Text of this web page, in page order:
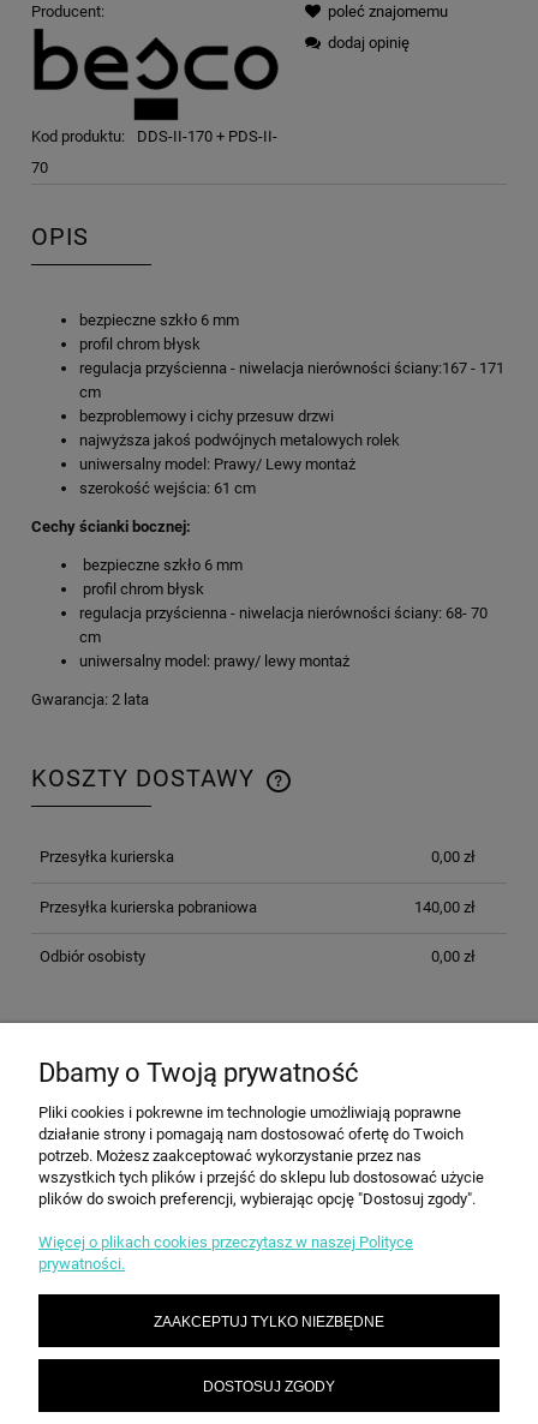
Producent:
Kod produktu:
DDS-II-170 + PDS-II-
70
poleć znajomemu
dodaj opinię
OPIS
bezpieczne szkło 6 mm
profil chrom błysk
regulacja przyścienna - niwelacja nierówności ściany:167 - 171
cm
bezproblemowy i cichy przesuw drzwi
najwyższa jakoś podwójnych metalowych rolek
uniwersalny model: Prawy/ Lewy montaż
szerokość wejścia: 61 cm
Cechy ścianki bocznej:
bezpieczne szkło 6 mm
profil chrom błysk
regulacja przyścienna - niwelacja nierówności ściany: 68- 70
cm
uniwersalny model: prawy/ lewy montaż
Gwarancja: 2 lata
KOSZTY DOSTAWY
CENA NIE ZAWIERA EWENTUALNYCH KOSZTÓW
Przesyłka kurierska 0,00 zł
Przesyłka kurierska pobraniowa 140,00 zł
Odbiór osobisty 0,00 zł
INFORMACJE
ZAKUPY
STREFA KLIENTA
Dbamy o Twoją prywatność
Pliki cookies i pokrewne im technologie umożliwiają poprawne
działanie strony i pomagają nam dostosować ofertę do Twoich
potrzeb. Możesz zaakceptować wykorzystanie przez nas
wszystkich tych plików i przejść do sklepu lub dostosować użycie
plików do swoich preferencji, wybierając opcję "Dostosuj zgody".
Więcej o plikach cookies przeczytasz w naszej Polityce
prywatności.
ZAAKCEPTUJ TYLKO NIEZBĘDNE
DOSTOSUJ ZGODY